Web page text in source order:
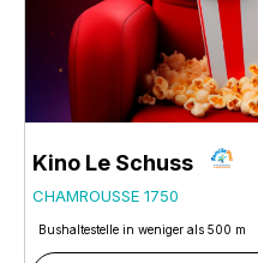
Kino Le Schuss
CHAMROUSSE 1750
Bushaltestelle in weniger als 500 m